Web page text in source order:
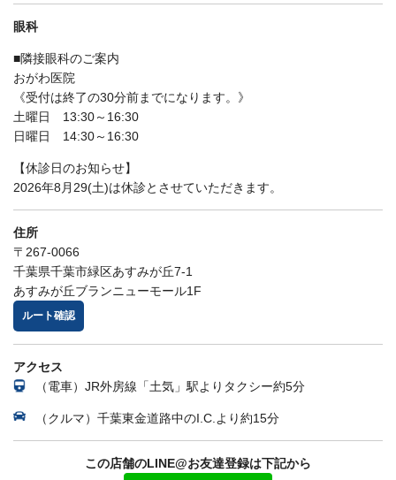
眼科
■隣接眼科のご案内
おがわ医院
《受付は終了の30分前までになります。》
土曜日 13:30～16:30
日曜日 14:30～16:30
【休診日のお知らせ】
2026年8月29(土)は休診とさせていただきます。
住所
〒267-0066
千葉県千葉市緑区あすみが丘7-1
あすみが丘ブランニューモール1F
ルート確認
アクセス
（電車）JR外房線「土気」駅よりタクシー約5分
（クルマ）千葉東金道路中のI.C.より約15分
この店舗のLINE@お友達登録は下記から